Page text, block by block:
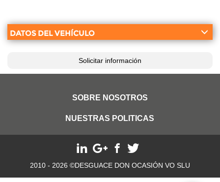
DATOS DEL VEHÍCULO
Solicitar información
SOBRE NOSOTROS
NUESTRAS POLITICAS
2010 - 2026 ©DESGUACE DON OCASIÓN VO SLU